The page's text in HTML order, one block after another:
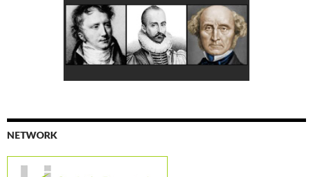
NETWORK